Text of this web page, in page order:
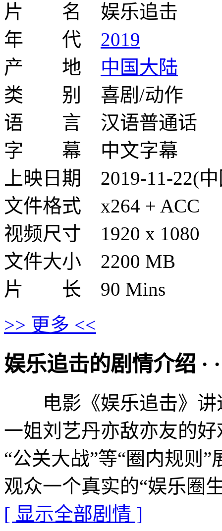
片 名 娱乐追击
年 代 2019
产 地 中国大陆
类 别 喜剧/动作
语 言 汉语普通话
字 幕 中文字幕
上映日期 2019-11-22(
文件格式 x264 + ACC
视频尺寸 1920 x 1080
文件大小 2200 MB
片 长 90 Mins
>> 更多 <<
娱乐追击的剧情介绍 · ·
电影《娱乐追击》讲
一姐刘艺丹亦敌亦友的好
“公关大战”等“圈内规则
观众一个真实的“娱乐圈
[ 显示全部剧情 ]